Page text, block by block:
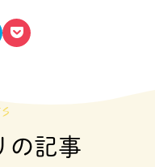
の記事